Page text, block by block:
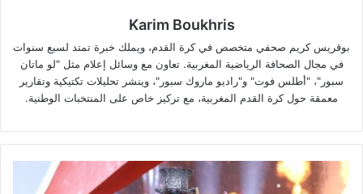
Karim Boukhris
بوقريس كريم صحفي متخصص في كرة القدم، ويملك خبرة تمتد لسبع سنوات
في مجال الصحافة الرياضية المغربية. تعاون مع وسائل إعلام مثل "لو ماتان
سبور"، "أطلس فوت" و"راديو ماروك سبور"، وينشر تحليلات تكتيكية وتقارير
معمقة حول كرة القدم المغربية، مع تركيز خاص على المنتخبات الوطنية.
يحتفظ